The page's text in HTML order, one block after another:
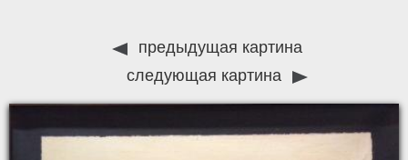
предыдущая картина
следующая картина